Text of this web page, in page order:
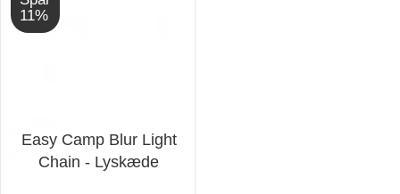
11%
Easy Camp Blur Light
Chain - Lyskæde